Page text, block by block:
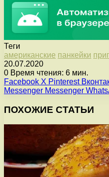
Теги
американские панкейки
20.07.2020
0 Время чтения: 6 мин.
Facebook X Pinterest
Messenger Messenger
ПОХОЖИЕ СТАТЬИ